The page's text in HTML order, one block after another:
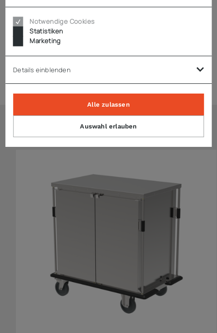
Downloads
Ähnliche Artikel
Notwendige Cookies
Statistiken
Marketing
Details einblenden
Auswahl erlauben
Alle zulassen